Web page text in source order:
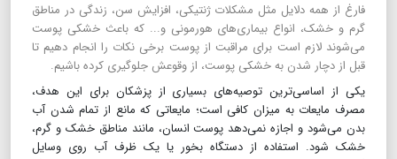
فارغ از همه دلایل مثل مشکلات ژنتیکی، افزایش سن، زندگی در مناطق
گرم و خشک، انواع بیماری‌های هورمونی و... که باعث خشکی پوست
می‌شوند لازم است برای مراقبت از پوست برخی نکات را انجام دهیم تا
قبل از دچار شدن به خشکی پوست، از وقوعش جلوگیری کرده باشیم.
یکی از اساسی‌ترین توصیه‌های بسیاری از پزشکان برای این هدف،
مصرف مایعات به میزان کافی است؛ مایعاتی که مانع از تمام شدن آب
بدن می‌شود و اجازه نمی‌دهد پوست انسان، مانند مناطق خشک و گرم،
خشک شود. استفاده از دستگاه بخور یا یک ظرف آب روی وسایل